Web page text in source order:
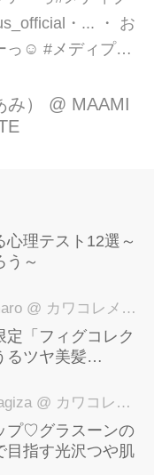
・... ・ お
っ☺️ #メディプラ
と潤ってくれるか
おススメ ・ #オー
） @ MAAMI
心理テスト12選～
う～
@ カワコレメディア編集部
「フィグコレク
るツヤ美髪
@ カワコレメディア編集部
プ♡グラスーンの
目指す光沢つや肌